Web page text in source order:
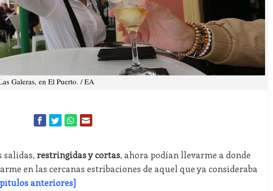
Galeras, en El Puerto. / EA
salidas, restringidas y cortas, ahora podían llevarme a donde
en las cercanas estribaciones de aquel que ya consideraba
anteriores]